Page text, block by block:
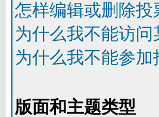
怎样编辑或删除投
为什么我不能访问
为什么我不能参加
版面和主题类型